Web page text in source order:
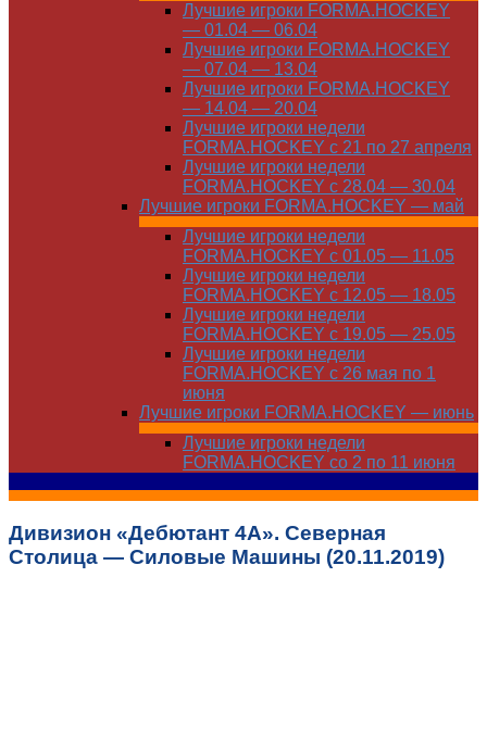
Лучшие игроки FORMA.HOCKEY
— 01.04 — 06.04
Лучшие игроки FORMA.HOCKEY
— 07.04 — 13.04
Лучшие игроки FORMA.HOCKEY
— 14.04 — 20.04
Лучшие игроки недели
FORMA.HOCKEY с 21 по 27 апреля
Лучшие игроки недели
FORMA.HOCKEY с 28.04 — 30.04
Лучшие игроки FORMA.HOCKEY — май
Лучшие игроки недели
FORMA.HOCKEY с 01.05 — 11.05
Лучшие игроки недели
FORMA.HOCKEY с 12.05 — 18.05
Лучшие игроки недели
FORMA.HOCKEY с 19.05 — 25.05
Лучшие игроки недели
FORMA.HOCKEY с 26 мая по 1
июня
Лучшие игроки FORMA.HOCKEY — июнь
Лучшие игроки недели
FORMA.HOCKEY со 2 по 11 июня
Дивизион «Дебютант 4А». Северная
Столица — Силовые Машины (20.11.2019)